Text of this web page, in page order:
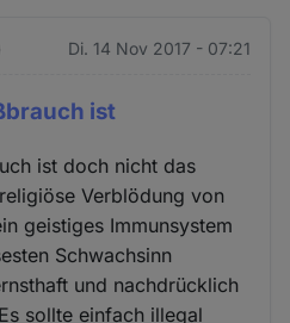
Di. 14 Nov 2017 - 07:21
ist
ist doch nicht das
Verblödung von
geistiges Immunsystem
Schwachsinn
und nachdrücklich
sollte einfach illegal